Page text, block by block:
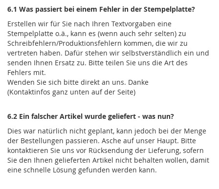
6.1 Was passiert bei einem Fehler in der Stempelplatte?
Erstellen wir für Sie nach Ihren Textvorgaben eine
Stempelplatte o.ä., kann es (wenn auch sehr selten) zu
Schreibfehlern/Produktionsfehlern kommen, die wir zu
vertreten haben. Dafür stehen wir selbstverständlich ein und
senden Ihnen Ersatz zu. Bitte teilen Sie uns die Art des
Fehlers mit.
Wenden Sie sich bitte direkt an uns. Danke
(Kontaktinfos ganz unten auf der Seite)
6.2 Ein falscher Artikel wurde geliefert - was nun?
Dies war natürlich nicht geplant, kann jedoch bei der Menge
der Bestellungen passieren. Asche auf unser Haupt. Bitte
kontaktieren Sie uns vor Rücksendung der Lieferung, sofern
Sie den Ihnen gelieferten Artikel nicht behalten wollen, damit
eine schnelle Lösung gefunden werden kann.